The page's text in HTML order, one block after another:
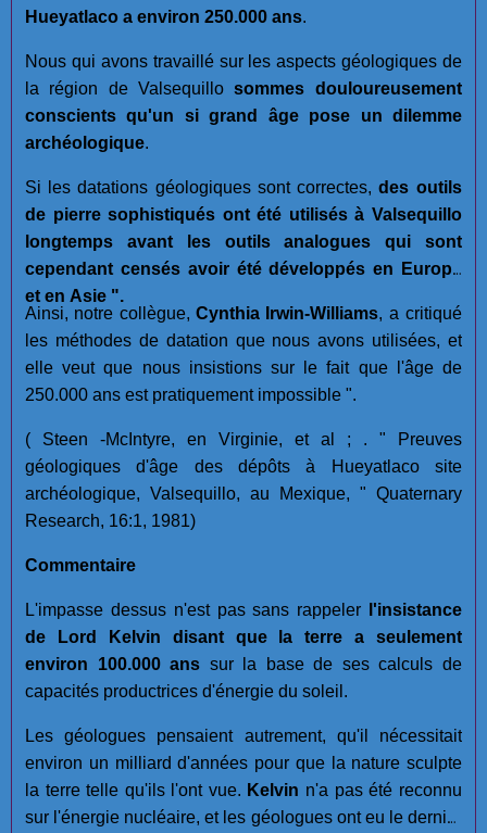
Hueyatlaco a environ 250.000 ans.
Nous qui avons travaillé sur les aspects géologiques de
la région de Valsequillo sommes douloureusement
conscients qu'un si grand âge pose un dilemme
archéologique.
Si les datations géologiques sont correctes, des outils
de pierre sophistiqués ont été utilisés à Valsequillo
longtemps avant les outils analogues qui sont
cependant censés avoir été développés en Europe
et en Asie ".
Ainsi, notre collègue, Cynthia Irwin-Williams, a critiqué
les méthodes de datation que nous avons utilisées, et
elle veut que nous insistions sur le fait que l'âge de
250.000 ans est pratiquement impossible ".
( Steen -McIntyre, en Virginie, et al ; . " Preuves
géologiques d'âge des dépôts à Hueyatlaco site
archéologique, Valsequillo, au Mexique, " Quaternary
Research, 16:1, 1981)
Commentaire
L'impasse dessus n'est pas sans rappeler
l'insistance
de Lord Kelvin disant que la terre a seulement
environ 100.000 ans sur la base de ses calculs de
capacités productrices d'énergie du soleil.
Les géologues pensaient autrement, qu'il nécessitait
environ un milliard d'années pour que la nature sculpte
la terre telle qu'ils l'ont vue. Kelvin n'a pas été reconnu
sur l'énergie nucléaire, et les géologues ont eu le dernier